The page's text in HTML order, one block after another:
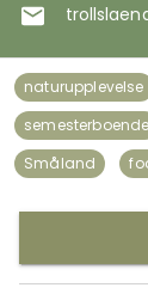
naturupplevelse
semesterboende
Småland